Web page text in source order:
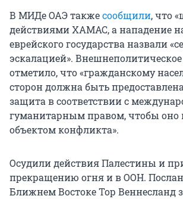
В МИДе ОАЭ такжесообщили, что
действиями ХАМАС, а нападение
еврейского государства назвали
эскалацией».
отметило, что «гражданскому
сторон должна быть
защита в соответствии с
гуманитарным правом, чтобы оно
объектом конфликта».
Осудили действия Палестины и
прекращению огня и в ООН.
Ближнем Востоке Тор Веннесланд